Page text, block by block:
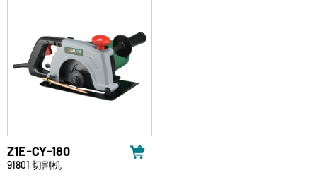
Z1E-CY-180
91801 切割机